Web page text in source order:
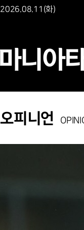
2026.08.11(화)
오피니언